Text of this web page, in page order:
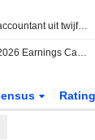
LiveOne, Inc.: accountant uit twijfel over continuïteit
LiveOne, Inc., 2026 Earnings Call, Jun 24, 2026